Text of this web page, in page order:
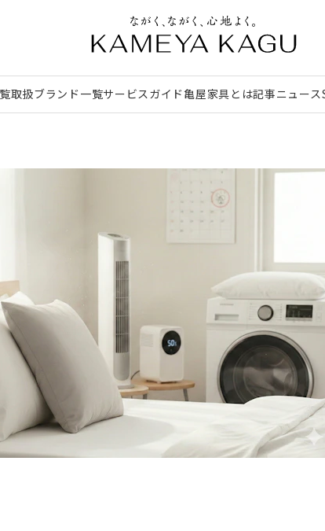
取扱ブランド一覧サービスガイド亀屋家具とは記事ニュース